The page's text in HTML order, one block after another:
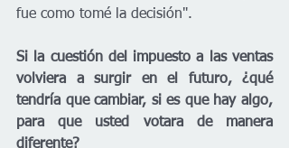
fue como tomé la decisión".
Si la cuestión del impuesto a las ventas
volviera a surgir en el futuro, ¿qué
tendría que cambiar, si es que hay algo,
para que usted votara de manera
diferente?